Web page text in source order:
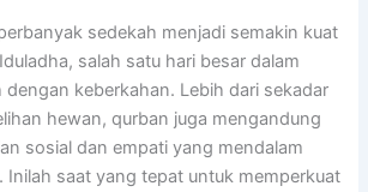
sedekah menjadi semakin kuat
salah satu hari besar dalam
dengan keberkahan. Lebih dari sekadar
hewan, qurban juga mengandung
sosial dan empati yang mendalam
Inilah saat yang tepat untuk memperkuat